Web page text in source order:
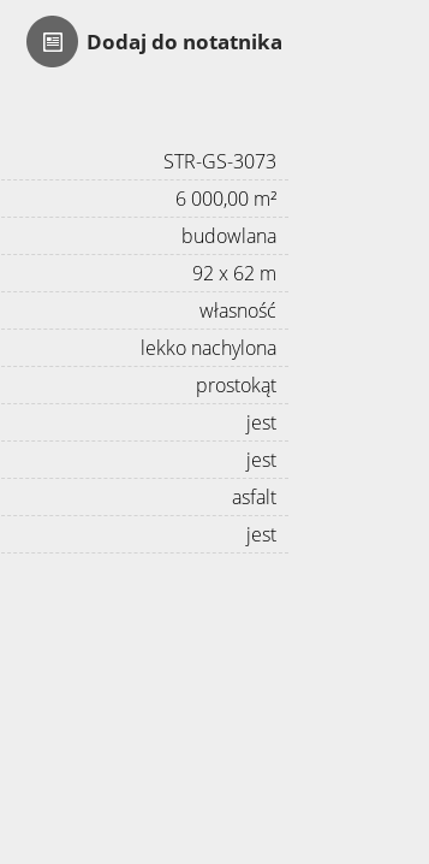
Dodaj do notatnika
STR-GS-3073
6 000,00 m²
budowlana
92 x 62 m
własność
lekko nachylona
prostokąt
jest
jest
asfalt
jest